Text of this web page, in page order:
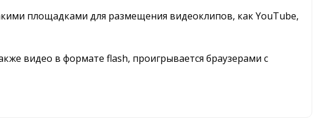
площадками для размещения видеоклипов, как YouTube,
видео в формате flash, проигрывается браузерами с